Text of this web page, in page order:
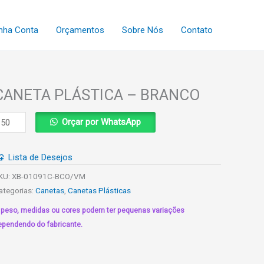
Conta Orçamentos Sobre Nós Contato
PLÁSTICA – BRANCO
Orçar por WhatsApp
Lista de Desejos
XB-01091C-BCO/VM
Canetas ,Canetas Plásticas
peso, medidas ou cores podem ter pequenas variações
do fabricante.